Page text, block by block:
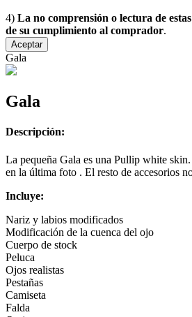
4) La no comprensión o lectura de
de su cumplimiento al comprador.
Aceptar
Gala
Gala
Descripción:
La pequeña Gala es una Pullip white
en la última foto . El resto de accesorios
Incluye:
Nariz y labios modificados
Modificación de la cuenca del ojo
Cuerpo de stock
Peluca
Ojos realistas
Pestañas
Camiseta
Falda